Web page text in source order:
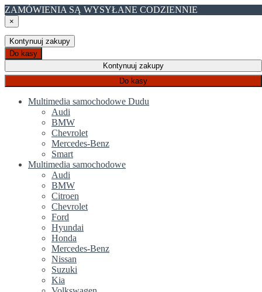
ZAMÓWIENIA SĄ WYSYŁANE CODZIENNIE
×
Kontynuuj zakupy
Do kasy
Kontynuuj zakupy
Do kasy
Multimedia samochodowe Dudu
Audi
BMW
Chevrolet
Mercedes-Benz
Smart
Multimedia samochodowe
Audi
BMW
Citroen
Chevrolet
Ford
Hyundai
Honda
Mercedes-Benz
Nissan
Suzuki
Kia